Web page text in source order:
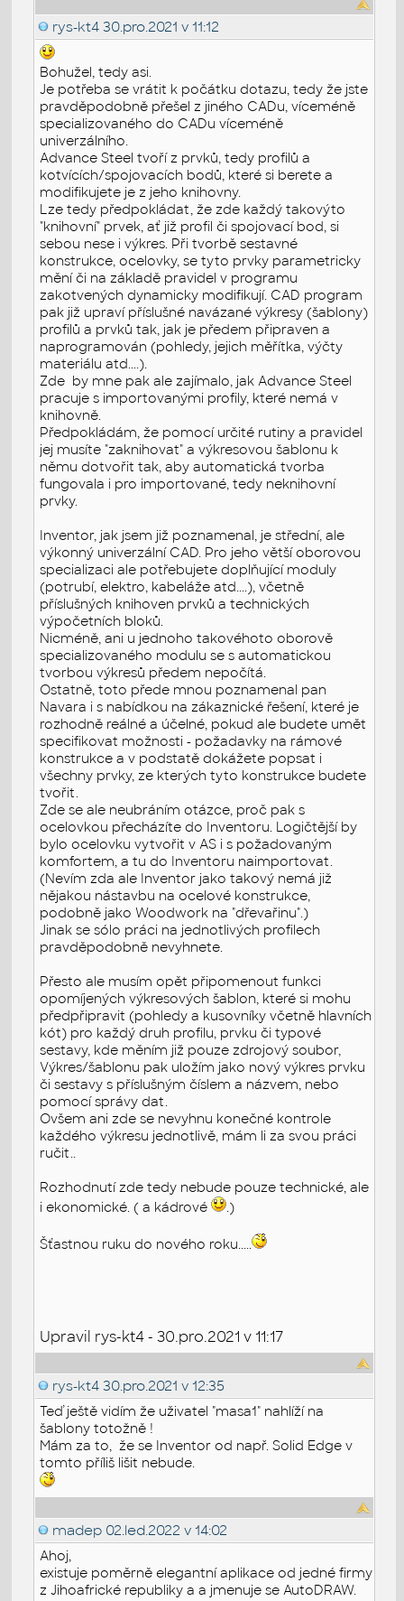
rys-kt4 30.pro.2021 v 11:12
Bohužel, tedy asi.
Je potřeba se vrátit k počátku dotazu, tedy že jste
pravděpodobně přešel z jiného CADu, víceméně
specializovaného do CADu víceméně
univerzálního.
Advance Steel tvoří z prvků, tedy profilů a
kotvících/spojovacích bodů, které si berete a
modifikujete je z jeho knihovny.
Lze tedy předpokládat, že zde každý takovýto
"knihovní" prvek, ať již profil či spojovací bod, si
sebou nese i výkres. Při tvorbě sestavné
konstrukce, ocelovky, se tyto prvky parametricky
mění či na základě pravidel v programu
zakotvených dynamicky modifikují. CAD program
pak již upraví příslušné navázané výkresy (šablony)
profilů a prvků tak, jak je předem připraven a
naprogramován (pohledy, jejich měřítka, výčty
materiálu atd....).
Zde by mne pak ale zajímalo, jak Advance Steel
pracuje s importovanými profily, které nemá v
knihovně.
Předpokládám, že pomocí určité rutiny a pravidel
jej musíte "zaknihovat" a výkresovou šablonu k
němu dotvořit tak, aby automatická tvorba
fungovala i pro importované, tedy neknihovní
prvky.
Inventor, jak jsem již poznamenal, je střední, ale
výkonný univerzální CAD. Pro jeho větší oborovou
specializaci ale potřebujete doplňující moduly
(potrubí, elektro, kabeláže atd....), včetně
příslušných knihoven prvků a technických
výpočetních bloků.
Nicméně, ani u jednoho takovéhoto oborově
specializovaného modulu se s automatickou
tvorbou výkresů předem nepočítá.
Ostatně, toto přede mnou poznamenal pan
Navara i s nabídkou na zákaznické řešení, které je
rozhodně reálné a účelné, pokud ale budete umět
specifikovat možnosti - požadavky na rámové
konstrukce a v podstatě dokážete popsat i
všechny prvky, ze kterých tyto konstrukce budete
tvořit.
Zde se ale neubráním otázce, proč pak s
ocelovkou přecházíte do Inventoru. Logičtější by
bylo ocelovku vytvořit v AS i s požadovaným
komfortem, a tu do Inventoru naimportovat.
(Nevím zda ale Inventor jako takový nemá již
nějakou nástavbu na ocelové konstrukce,
podobně jako Woodwork na "dřevařinu".)
Jinak se sólo práci na jednotlivých profilech
pravděpodobně nevyhnete.
Přesto ale musím opět připomenout funkci
opomíjených výkresových šablon, které si mohu
předpřipravit (pohledy a kusovníky včetně hlavních
kót) pro každý druh profilu, prvku či typové
sestavy, kde měním již pouze zdrojový soubor,
Výkres/šablonu pak uložím jako nový výkres prvku
či sestavy s příslušným číslem a názvem, nebo
pomocí správy dat.
Ovšem ani zde se nevyhnu konečné kontrole
každého výkresu jednotlivě, mám li za svou práci
ručit..
Rozhodnutí zde tedy nebude pouze technické, ale
i ekonomické. ( a kádrové
.)
Šťastnou ruku do nového roku.....
Upravil rys-kt4 - 30.pro.2021 v 11:17
rys-kt4 30.pro.2021 v 12:35
Teď ještě vidím že uživatel "masa1" nahlíží na
šablony totožně !
Mám za to, že se Inventor od např. Solid Edge v
tomto příliš lišit nebude.
madep 02.led.2022 v 14:02
Ahoj,
existuje poměrně elegantní aplikace od jedné firmy
z Jihoafrické republiky a a jmenuje se AutoDRAW.